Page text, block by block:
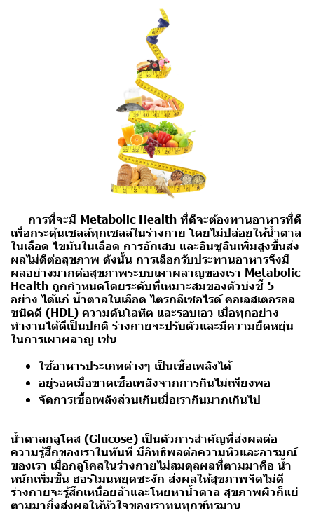
การที่จะมี Metabolic Health ที่ดีจะต้องทานอาหารที่ดี
เพื่อกระตุ้นเซลล์ทุกเซลล์ในร่างกาย โดยไม่ปล่อยให้น้ำตาล
ในเลือด ไขมันในเลือด การอักเสบ และอินซูลินเพิ่มสูงขึ้นส่ง
ผลไม่ดีต่อสุขภาพ ดังนั้น การเลือกรับประทานอาหารจึงมี
ผลอย่างมากต่อสุขภาพระบบเผาผลาญของเรา Metabolic
Health ถูกกำหนดโดยระดับที่เหมาะสมของตัวบ่งชี้ 5
อย่าง ได้แก่ น้ำตาลในเลือด ไตรกลีเซอไรด์ คอเลสเตอรอล
ชนิดดี (HDL) ความดันโลหิต และรอบเอว เมื่อทุกอย่าง
ทำงานได้ดีเป็นปกติ ร่างกายจะปรับตัวและมีความยืดหยุ่น
ในการเผาผลาญ เช่น
ใช้อาหารประเภทต่างๆ เป็นเชื้อเพลิงได้
อยู่รอดเมื่อขาดเชื้อเพลิงจากการกินไม่เพียงพอ
จัดการเชื้อเพลิงส่วนเกินเมื่อเรากินมากเกินไป
น้ำตาลกลูโคส (Glucose) เป็นตัวการสำคัญที่ส่งผลต่อ
ความรู้สึกของเราในทันที มีอิทธิพลต่อความหิวและอารมณ์
ของเรา เมื่อกลูโคสในร่างกายไม่สมดุลผลที่ตามมาคือ น้ำ
หนักเพิ่มขึ้น ฮอร์โมนหยุดชะงัก ส่งผลให้สุขภาพจิตไม่ดี
ร่างกายจะรู้สึกเหนื่อยล้าและโหยหาน้ำตาล สุขภาพผิวก็แย่
ตามมายิ่งส่งผลให้หัวใจของเราทนทุกข์ทรมาน